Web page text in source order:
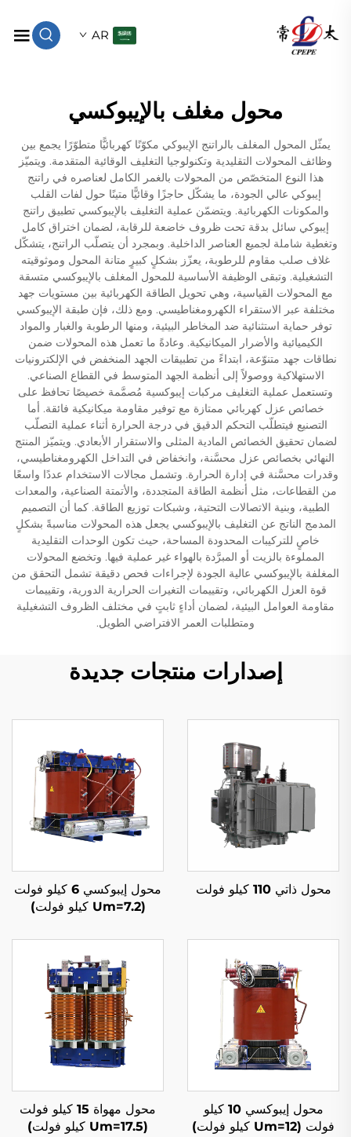
AR
محول مغلف بالإيبوكسي
يمثّل المحول المغلف بالراتنج الإيبوكي مكوّنًا كهربائيًّا متطوّرًا يجمع بين
وظائف المحولات التقليدية وتكنولوجيا التغليف الوقائية المتقدمة. ويتميّز
هذا النوع المتخصّص من المحولات بالغمر الكامل لعناصره في راتنج
إيبوكي عالي الجودة، ما يشكّل حاجزًا وقائيًّا متينًا حول لفات القلب
والمكونات الكهربائية. ويتضمّن عملية التغليف بالإيبوكسي تطبيق راتنج
إيبوكي سائل بدقة تحت ظروف خاضعة للرقابة، لضمان اختراق كامل
وتغطية شاملة لجميع العناصر الداخلية. وبمجرد أن يتصلّب الراتنج، يتشكّل
غلاف صلب مقاوم للرطوبة، يعزّز بشكلٍ كبيرٍ متانة المحول وموثوقيته
التشغيلية. وتبقى الوظيفة الأساسية للمحول المغلف بالإيبوكسي متسقة
مع المحولات القياسية، وهي تحويل الطاقة الكهربائية بين مستويات جهد
مختلفة عبر الاستقراء الكهرومغناطيسي. ومع ذلك، فإن طبقة الإيبوكسي
توفر حماية استثنائية ضد المخاطر البيئية، ومنها الرطوبة والغبار والمواد
الكيميائية والأضرار الميكانيكية. وعادةً ما تعمل هذه المحولات ضمن
نطاقات جهد متنوّعة، ابتداءً من تطبيقات الجهد المنخفض في الإلكترونيات
الاستهلاكية ووصولاً إلى أنظمة الجهد المتوسط في القطاع الصناعي.
وتستعمل عملية التغليف مركبات إيبوكسية مُصمَّمة خصيصًا تحافظ على
خصائص عزل كهربائي ممتازة مع توفير مقاومة ميكانيكية فائقة. أما
التصنيع فيتطلّب التحكم الدقيق في درجة الحرارة أثناء عملية التصلّب
لضمان تحقيق الخصائص المادية المثلى والاستقرار الأبعادي. ويتميّز المنتج
النهائي بخصائص عزل محسَّنة، وانخفاض في التداخل الكهرومغناطيسي،
وقدرات محسَّنة في إدارة الحرارة. وتشمل مجالات الاستخدام عددًا واسعًا
من القطاعات، مثل أنظمة الطاقة المتجددة، والأتمتة الصناعية، والمعدات
الطبية، وبنية الاتصالات التحتية، وشبكات توزيع الطاقة. كما أن التصميم
المدمج الناتج عن التغليف بالإيبوكسي يجعل هذه المحولات مناسبةً بشكلٍ
خاصٍ للتركيبات المحدودة المساحة، حيث تكون الوحدات التقليدية
المملوءة بالزيت أو المبرَّدة بالهواء غير عملية فيها. وتخضع المحولات
المغلفة بالإيبوكسي عالية الجودة لإجراءات فحص دقيقة تشمل التحقق من
قوة العزل الكهربائي، وتقييمات التغيرات الحرارية الدورية، وتقييمات
مقاومة العوامل البيئية، لضمان أداءٍ ثابتٍ في مختلف الظروف التشغيلية
ومتطلبات العمر الافتراضي الطويل.
إصدارات منتجات جديدة
محول ذاتي 110 كيلو فولت
محول إيبوكسي 6 كيلو فولت
(Um=7.2 كيلو فولت)
محول إيبوكسي 10 كيلو
فولت (Um=12 كيلو فولت)
محول مهواة 15 كيلو فولت
(Um=17.5 كيلو فولت)